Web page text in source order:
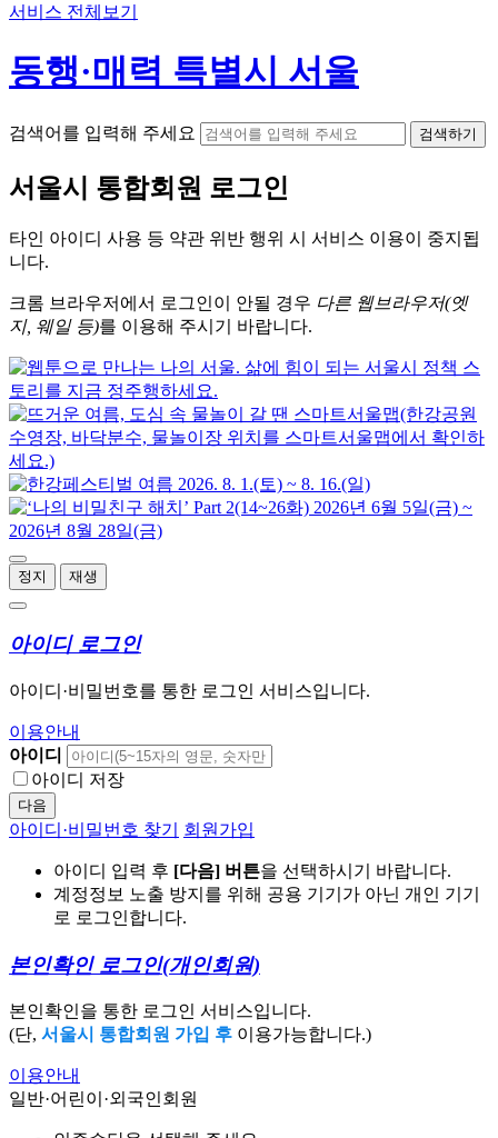
서비스 전체보기
동행·매력 특별시 서울
검색어를 입력해 주세요 검색하기
서울시 통합회원 로그인
타인 아이디 사용 등 약관 위반 행위 시 서비스 이용이 중지됩
니다.
크롬 브라우저에서 로그인이 안될 경우 다른 웹브라우저(엣
지, 웨일 등)를 이용해 주시기 바랍니다.
정지 재생
아이디 로그인
아이디·비밀번호를 통한 로그인 서비스입니다.
이용안내
아이디
아이디 저장
다음
아이디·비밀번호 찾기 회원가입
아이디 입력 후 [다음] 버튼을 선택하시기 바랍니다.
계정정보 노출 방지를 위해 공용 기기가 아닌 개인 기기
로 로그인합니다.
본인확인 로그인(개인회원)
본인확인을 통한 로그인 서비스입니다.
(단, 서울시 통합회원 가입 후 이용가능합니다.)
이용안내
일반·어린이·외국인회원